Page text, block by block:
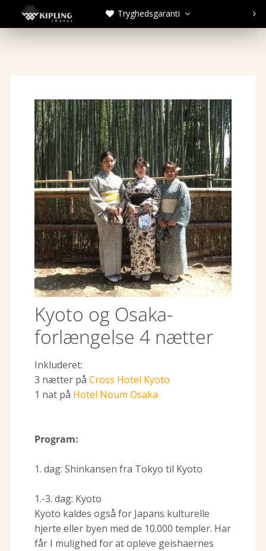
 Tryghedsgaranti  
Kyoto og Osaka-
forlængelse 4 nætter
Inkluderet:
3 nætter på Cross Hotel Kyoto
1 nat på Hotel Noum Osaka
Program:
1. dag: Shinkansen fra Tokyo til Kyoto
1.-3. dag: Kyoto
Kyoto kaldes også for Japans kulturelle
hjerte eller byen med de 10.000 templer. Har
får I mulighed for at opleve geishaernes